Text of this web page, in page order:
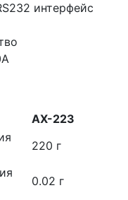
интерфейс
AX-223
220 г
0.02 г